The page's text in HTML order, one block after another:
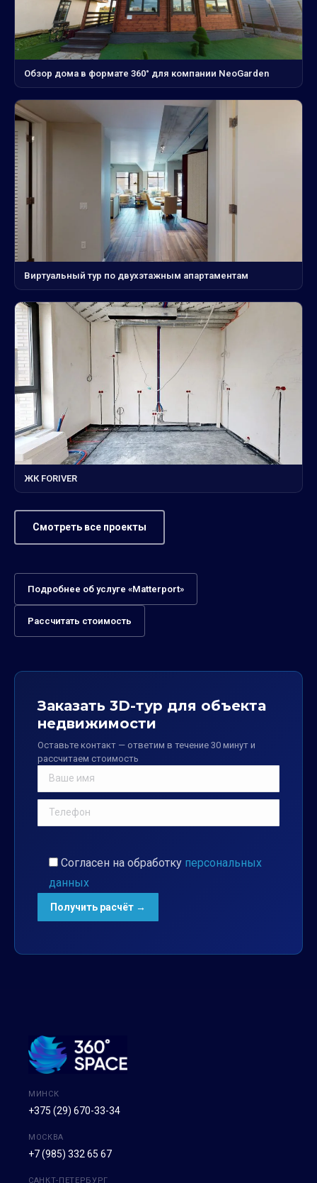
Обзор дома в формате 360° для компании NeoGarden
Виртуальный тур по двухэтажным апартаментам
ЖК FORIVER
Смотреть все проекты
Подробнее об услуге «Matterport»
Рассчитать стоимость
Заказать 3D-тур для объекта
недвижимости
Оставьте контакт — ответим в течение 30 минут и
рассчитаем стоимость
Согласен на обработку персональных
данных
МИНСК
+375 (29) 670-33-34
МОСКВА
+7 (985) 332 65 67
САНКТ-ПЕТЕРБУРГ